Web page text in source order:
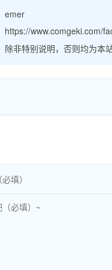
emer
https://www.comgeki.com/
除非特别说明，否则均为本